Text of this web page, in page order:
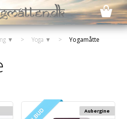
▼ > Yoga ▼ > Yogamåtte
Aubergine